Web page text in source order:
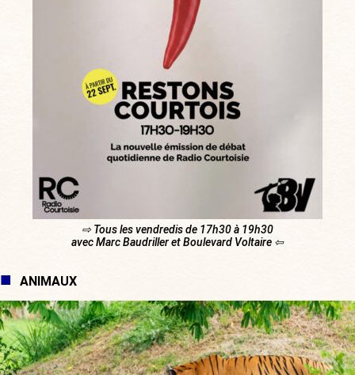
⇨ Tous les vendredis de 17h30 à 19h30
avec Marc Baudriller et Boulevard Voltaire ⇦
ANIMAUX